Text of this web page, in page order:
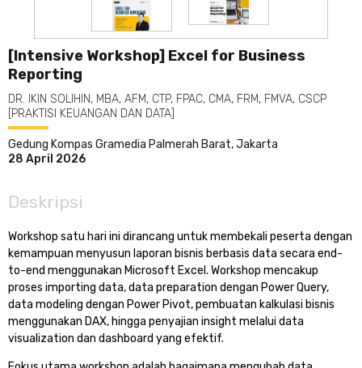
[Intensive Workshop] Excel for Business
Reporting
DR. IKIN SOLIHIN, MBA, AFM, CTP, FPAC, CMA, FRM, FMVA, CSCP
[PRAKTISI KEUANGAN DAN DATA]
Gedung Kompas Gramedia Palmerah Barat, Jakarta
28 April 2026
Deskripsi
Workshop satu hari ini dirancang untuk membekali peserta dengan
kemampuan menyusun laporan bisnis berbasis data secara end-
to-end menggunakan Microsoft Excel. Workshop mencakup
proses importing data, data preparation dengan Power Query,
data modeling dengan Power Pivot, pembuatan kalkulasi bisnis
menggunakan DAX, hingga penyajian insight melalui data
visualization dan dashboard yang efektif.